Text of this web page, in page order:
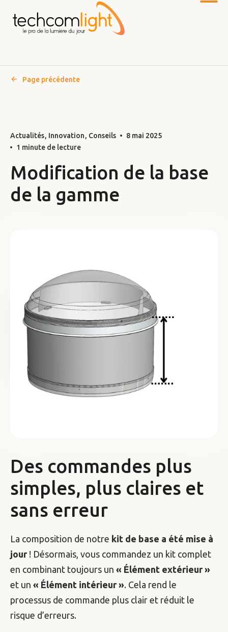
Vers
Page précédente
Actualités Innovation Conseils
8 mai 2025
1 minute de lecture
Modification de la base
de la gamme
Des commandes plus
simples, plus claires et
sans erreur
La composition de notre kit de base a été mise à
jour ! Désormais, vous commandez un kit complet
en combinant toujours un « Élément extérieur »
et un « Élément intérieur ». Cela rend le
processus de commande plus clair et réduit le
risque d’erreurs.